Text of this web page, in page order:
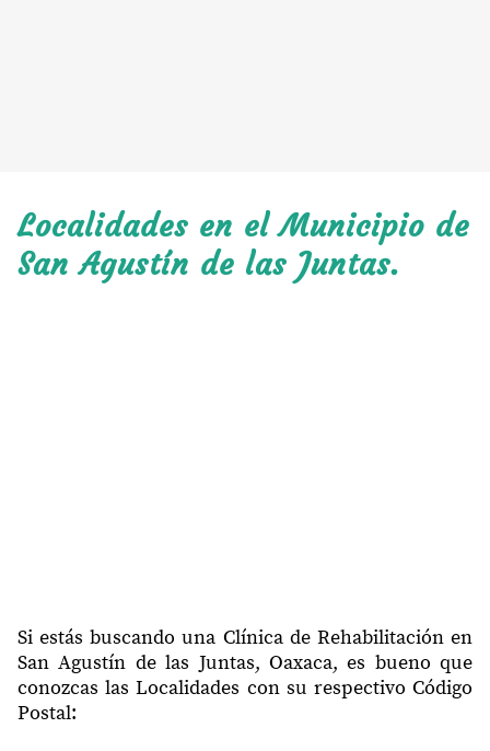
Localidades en el Municipio de
San Agustín de las Juntas.
Si estás buscando una Clínica de Rehabilitación en
San Agustín de las Juntas, Oaxaca, es bueno que
conozcas las Localidades con su respectivo Código
Postal: